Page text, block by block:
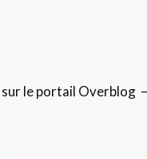
sur le portail Overblog